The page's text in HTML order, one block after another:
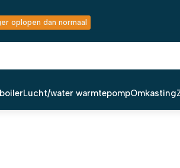
oplopen dan normaal
Lucht/water warmtepompOmkasting